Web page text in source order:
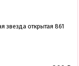
звезда открытая 861